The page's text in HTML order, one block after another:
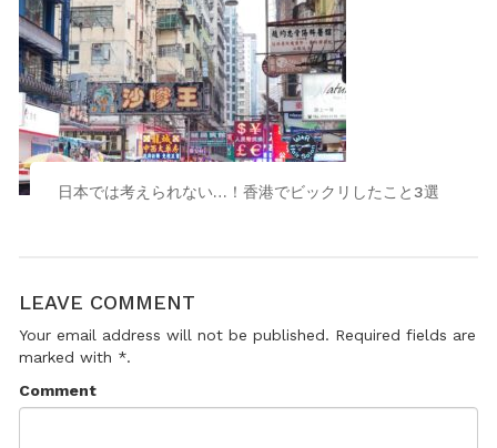
日本では考えられない…！香港でビックリしたこと3選
LEAVE COMMENT
Your email address will not be published. Required fields are
marked with *.
Comment